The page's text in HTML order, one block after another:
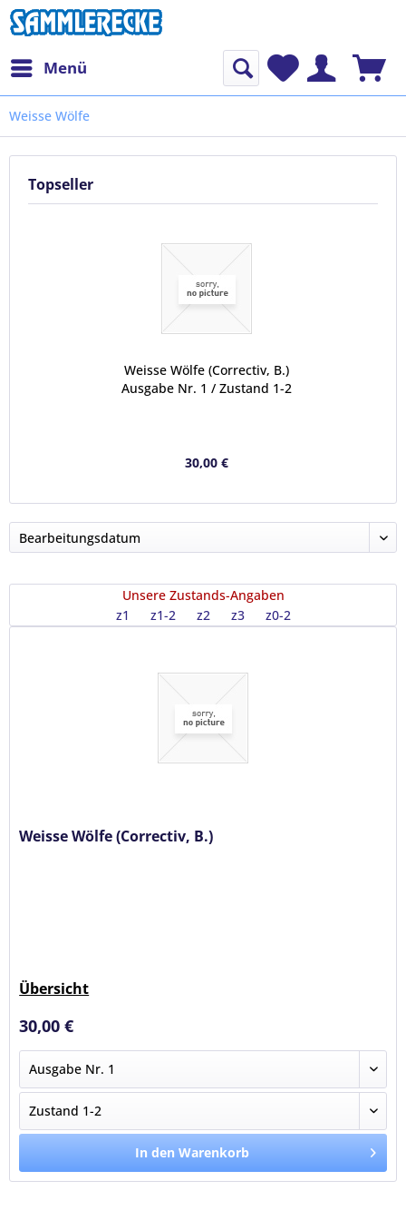
Menü
Weisse Wölfe
Topseller
Weisse Wölfe (Correctiv, B.)
Ausgabe Nr. 1 / Zustand 1-2
30,00 €
Unsere Zustands-Angaben
z1
z1-2 z2 z3 z0-2
Weisse Wölfe (Correctiv, B.)
Übersicht
30,00 €
In den Warenkorb